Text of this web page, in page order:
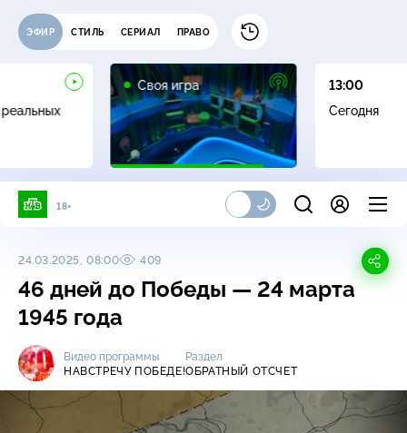
ЭФИР СТИЛЬ СЕРИАЛ ПРАВО
Своя игра
13:00
Сегодня
18+
24.03.2025, 08:00 409
46 дней до Победы — 24 марта
1945 года
Видео программы
НАВСТРЕЧУ ПОБЕДЕ!
Раздел
ОБРАТНЫЙ ОТСЧЕТ